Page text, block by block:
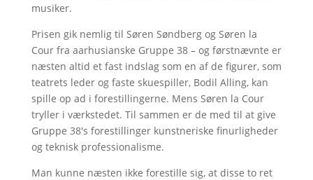
musiker.
Prisen gik nemlig til Søren Søndberg og Søren la
Cour fra aarhusianske Gruppe 38 – og førstnævnte er
næsten altid et fast indslag som en af de figurer, som
teatrets leder og faste skuespiller, Bodil Alling, kan
spille op ad i forestillingerne. Mens Søren la Cour
tryller i værkstedet. Til sammen er de med til at give
Gruppe 38's forestillinger kunstneriske finurligheder
og teknisk professionalisme.
Man kunne næsten ikke forestille sig, at disse to ret